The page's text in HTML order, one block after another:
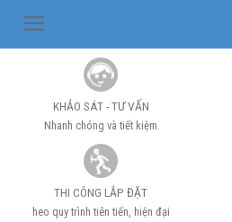
KHẢO SÁT - TƯ VẤN
Nhanh chóng và tiết kiệm
THI CÔNG LẮP ĐẶT
heo quy trình tiên tiến, hiện đại